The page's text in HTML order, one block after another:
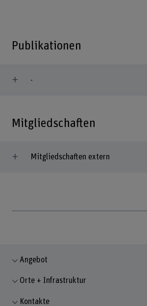
Publikationen
-
Mitgliedschaften
Mitgliedschaften extern
Angebot
Orte + Infrastruktur
Kontakte